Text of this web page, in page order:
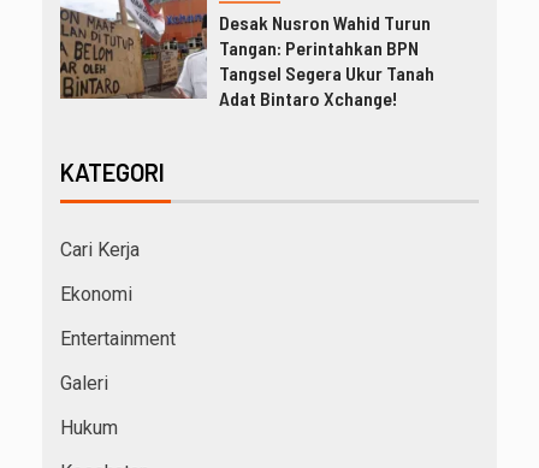
Desak Nusron Wahid Turun
Tangan: Perintahkan BPN
Tangsel Segera Ukur Tanah
Adat Bintaro Xchange!
KATEGORI
Cari Kerja
Ekonomi
Entertainment
Galeri
Hukum